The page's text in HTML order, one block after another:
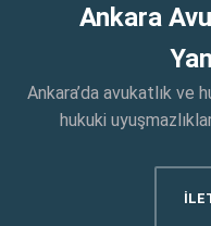
Ankara
Ankara’da avukatlık ve
hukuki